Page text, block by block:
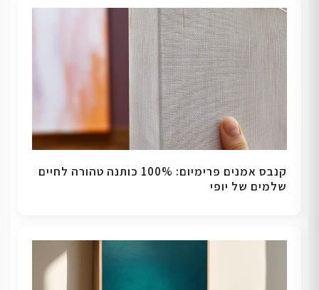
קנבס אמנים פרימיום: 100% כותנה טהורה לחיים
שלמים של יופי